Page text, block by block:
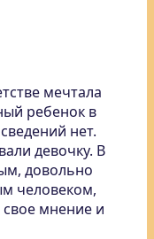
мечтала
ребенок в
нет.
девочку. В
довольно
человеком,
мнение и